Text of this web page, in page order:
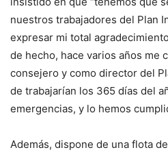
nuestros trabajadores del Plan
expresar mi total
de hecho, hace varios años me
consejero y como director del
de trabajarían los 365 días del
emergencias, y lo hemos
Además, dispone de una flota